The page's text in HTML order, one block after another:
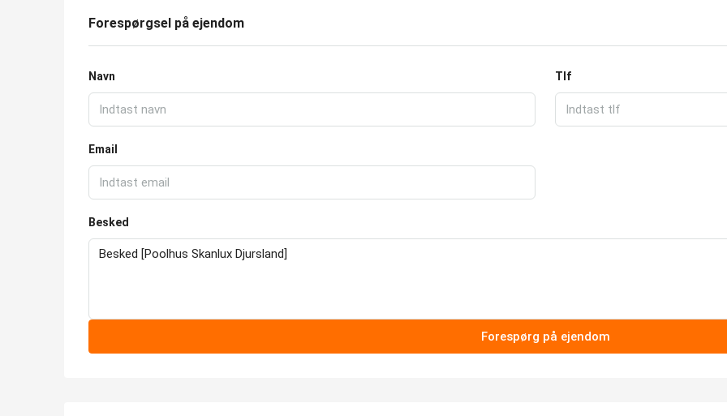
Forespørgsel på ejendom
Navn Tlf
Email
Besked
Forespørg på ejendom